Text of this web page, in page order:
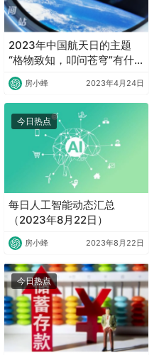
2023年中国航天日的主题
“格物致知，叩问苍穹”有什
么内涵？
房小蜂 2023年4月24日
今日热点
每日人工智能动态汇总
（2023年8月22日）
房小蜂 2023年8月22日
今日热点